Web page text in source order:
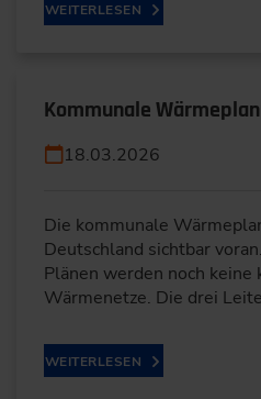
WEITERLESEN
Kommunale
18.03.2026
Die kommunale
Deutschland sichtbar
Plänen werden noch
Wärmenetze. Die drei
WEITERLESEN